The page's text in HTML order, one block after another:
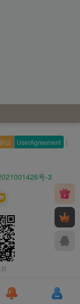
议 UserAgreement |
号-3